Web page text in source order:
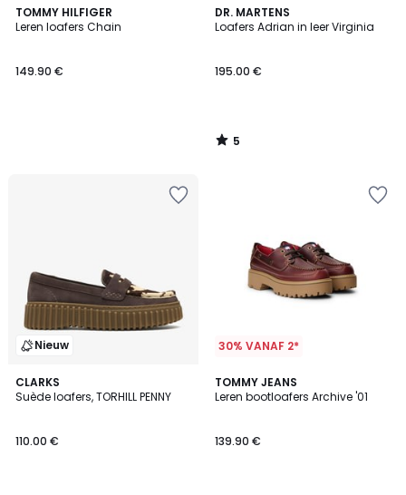
TOMMY HILFIGER
Leren loafers Chain
149.90 €
DR. MARTENS
Loafers Adrian in leer Virginia
195.00 €
5
/
5
/
Nieuw
CLARKS
Suède loafers, TORHILL PENNY
110.00 €
30% VANAF 2*
TOMMY JEANS
Leren bootloafers Archive '01
139.90 €